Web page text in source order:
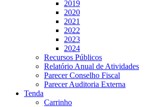
2019
2020
2021
2022
2023
2024
Recursos Públicos
Relatório Anual de Atividades
Parecer Conselho Fiscal
Parecer Auditoria Externa
Tenda
Carrinho